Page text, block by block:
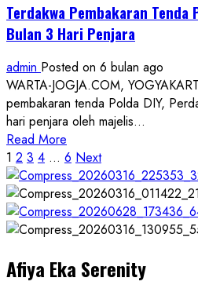
Proses
Sidang
Putranya
dipercepat,
Keputusan
Tidak
Lama
Terdakwa Pembakaran Tenda
Bulan 3 Hari Penjara
admin Posted on 6 bulan ago
WARTA-JOGJA.COM,
pembakaran tenda Polda DIY,
hari penjara oleh majelis...
Read More
more
about
Terdakwa
Pembakaran
Tenda
DIY
Paginasi
pos
1 2 3 4 … 6 Next
Afiya Eka Serenity